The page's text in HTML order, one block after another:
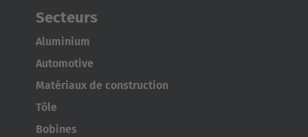
Secteurs
Aluminium
Automotive
Matériaux de construction
Tôle
Bobines